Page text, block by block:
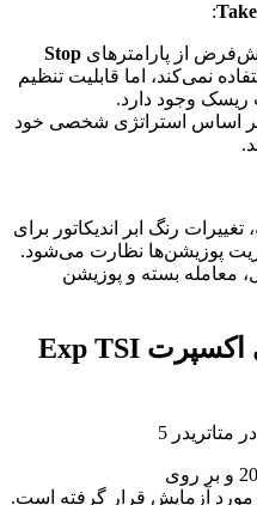
:
از پارامترهای Stop
نمی‌کند، اما قابلیت تنظیم
ریسک وجود دارد.
بر اساس استراتژی شخصی خود
رنگ ابر اندیکاتور برای
پوزیشن‌ها نظارت می‌شود.
معامله بسته و پوزیشن
نتایج تست و بهینه‌سازی اکسپرت Exp TSI
این اکسپرت در بازه زمانی سال 2013 و بر روی
در تایم‌فریم H4 مورد آزمایش قرار گرفته است.